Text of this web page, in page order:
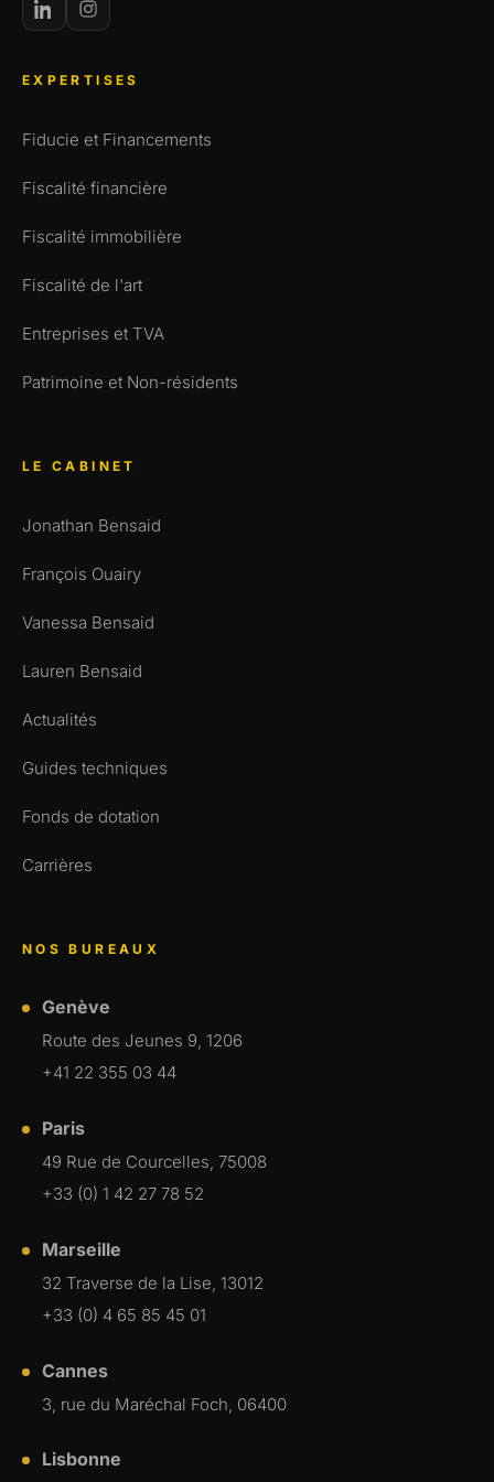
EXPERTISES
Fiducie et Financements
Fiscalité financière
Fiscalité immobilière
Fiscalité de l'art
Entreprises et TVA
Patrimoine et Non-résidents
LE CABINET
Jonathan Bensaid
François Ouairy
Vanessa Bensaid
Lauren Bensaid
Actualités
Guides techniques
Fonds de dotation
Carrières
NOS BUREAUX
Genève
Route des Jeunes 9, 1206
+41 22 355 03 44
Paris
49 Rue de Courcelles, 75008
+33 (0) 1 42 27 78 52
Marseille
32 Traverse de la Lise, 13012
+33 (0) 4 65 85 45 01
Cannes
3, rue du Maréchal Foch, 06400
Lisbonne